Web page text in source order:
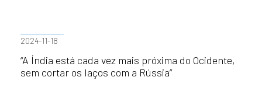
2024-11-18
“A Índia está cada vez mais próxima do Ocidente,
sem cortar os laços com a Rússia”